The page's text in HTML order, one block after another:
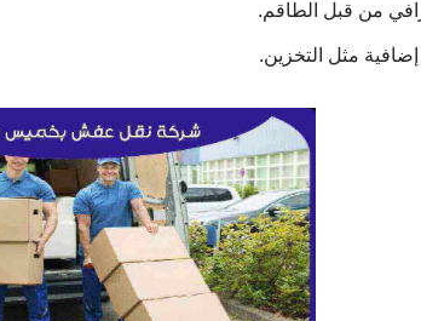
من قبل الطاقم.
مثل التخزين.